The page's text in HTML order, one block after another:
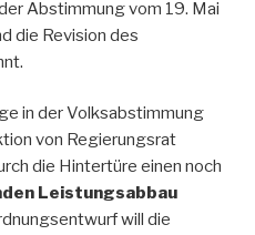
Abstimmung vom 19. Mai
die Revision des
in der Volksabstimmung
von Regierungsrat
die Hintertüre einen noch
Leistungsabbau
will die